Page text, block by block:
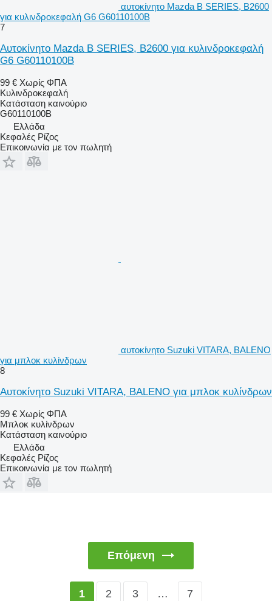
αυτοκίνητο Mazda B SERIES, B2600
για κυλινδροκεφαλή G6 G60110100B
7
Αυτοκίνητο Mazda B SERIES, B2600 για κυλινδροκεφαλή
G6 G60110100B
99 € Χωρίς ΦΠΑ
Κυλινδροκεφαλή
Κατάσταση καινούριο
G60110100B
Ελλάδα
Κεφαλές Ρίζος
Επικοινωνία με τον πωλητή
αυτοκίνητο Suzuki VITARA, BALENO
για μπλοκ κυλίνδρων
8
Αυτοκίνητο Suzuki VITARA, BALENO για μπλοκ κυλίνδρων
99 € Χωρίς ΦΠΑ
Μπλοκ κυλίνδρων
Κατάσταση καινούριο
Ελλάδα
Κεφαλές Ρίζος
Επικοινωνία με τον πωλητή
Επόμενη
1 2 3 … 7